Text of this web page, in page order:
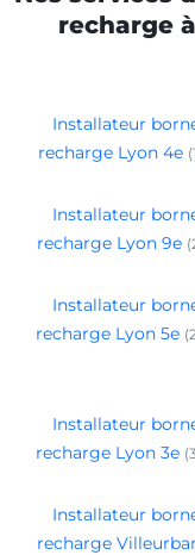
recharge
Installateur
recharge Lyon 4e
Installateur
recharge Lyon 9e
Installateur
recharge Lyon 5e
Installateur
recharge Lyon 3e
Installateur
recharge